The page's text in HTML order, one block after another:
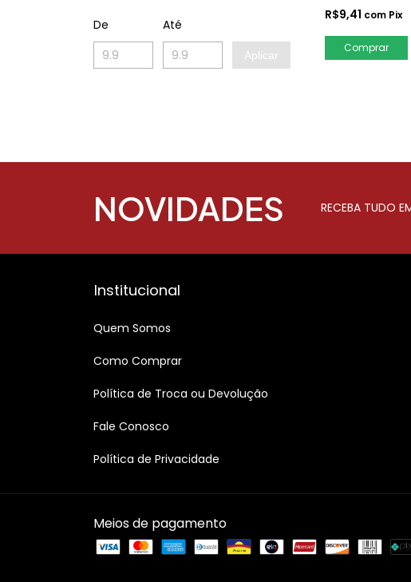
De Até
Aplicar
R$9,41 com Pix
NOVIDADES RECEBA TUDO
Institucional
Quem Somos
Como Comprar
Política de Troca ou Devolução
Fale Conosco
Política de Privacidade
Meios de pagamento